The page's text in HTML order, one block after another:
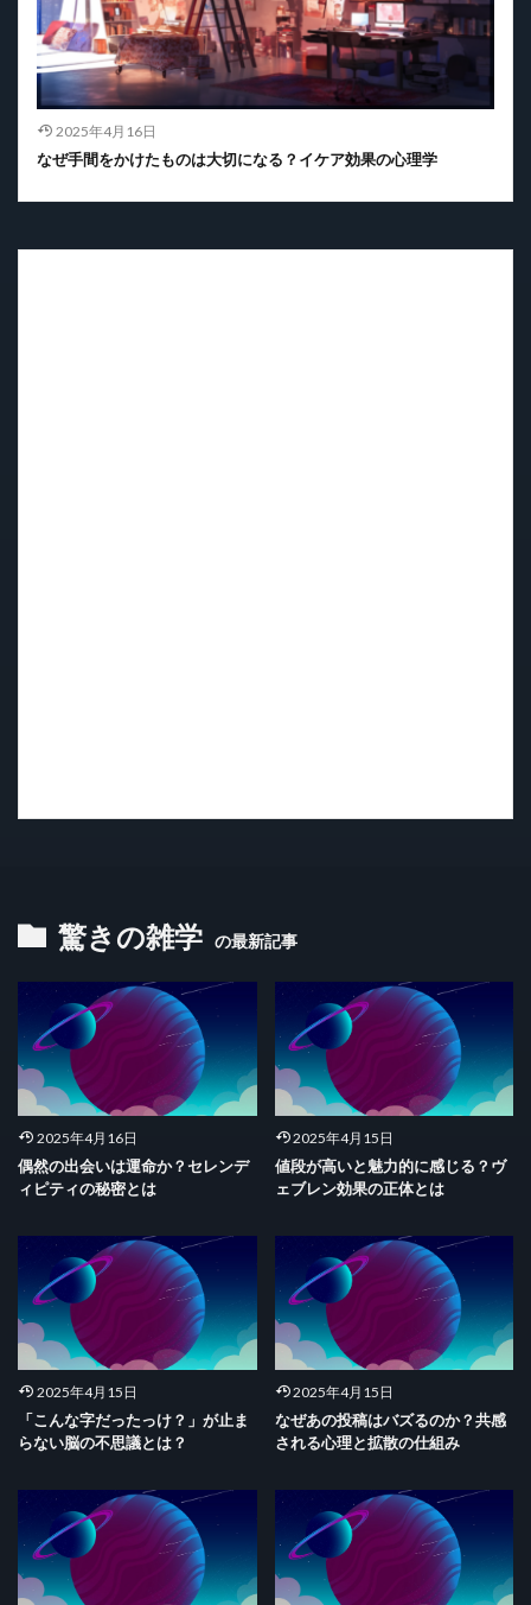
2025年4月16日
なぜ手間をかけたものは大切になる？イケア効果の心理学
驚きの雑学 の最新記事
2025年4月16日
偶然の出会いは運命か？セレンデ
ィピティの秘密とは
2025年4月15日
値段が高いと魅力的に感じる？ヴ
ェブレン効果の正体とは
2025年4月15日
「こんな字だったっけ？」が止ま
らない脳の不思議とは？
2025年4月15日
なぜあの投稿はバズるのか？共感
される心理と拡散の仕組み